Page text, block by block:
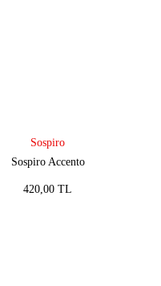
Sospiro
Sospiro Accento
420,00 TL